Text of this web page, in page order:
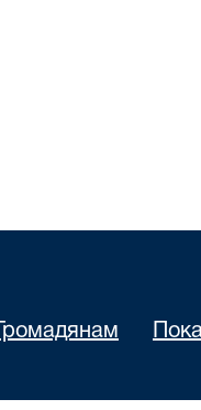
Громадянам